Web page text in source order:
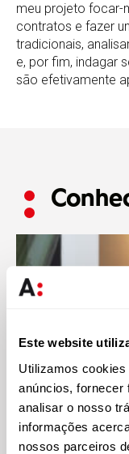
Este website
Utilizamos
anúncios, fornecer
analisar o nosso
informações
nossos parceiros
meu projeto focar-
contratos e fazer
tradicionais,
e, por fim, indagar
são efetivamente